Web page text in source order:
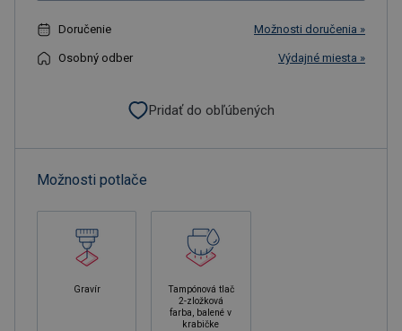
Doručenie Možnosti doručenia »
Osobný odber Výdajné miesta »
Pridať do obľúbených
Možnosti potlače
Gravír
Tampónová tlač
2-zložková
farba, balené v
krabičke